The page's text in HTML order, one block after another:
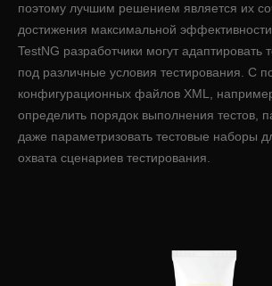
поэтому лучшим решением является их
достижения максимальной
TestNG разработчики могут адаптировать
под различные условия тестирования. С
конфигурационных файлов XML,
определить порядок выполнения тестов,
даже параметризовать тестовые наборы
охвата сценариев тестирования.